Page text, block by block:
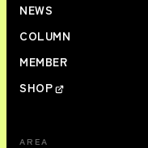
NEWS
COLUMN
MEMBER
SHOP
AREA